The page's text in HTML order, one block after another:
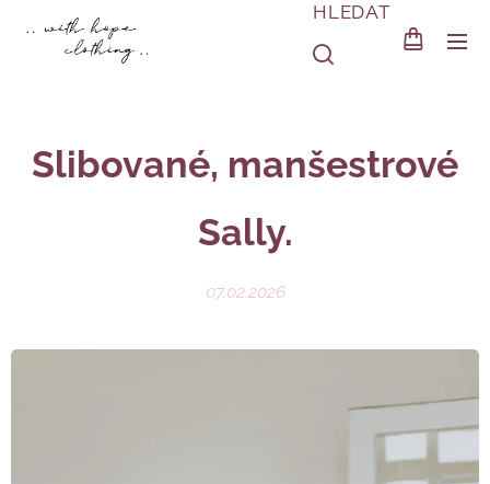
HLEDAT
Slibované, manšestrové
Sally.
07.02.2026